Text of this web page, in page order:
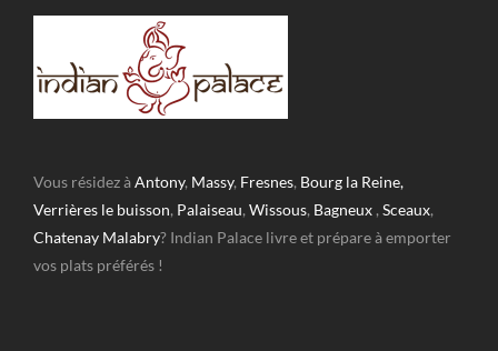
Vous résidez àAntony, Massy, Fresnes, Bourg la Reine,
Verrières le buisson, Palaiseau, Wissous, Bagneux , Sceaux,
Chatenay Malabry? Indian Palace livre et prépare à emporter
vos plats préférés !